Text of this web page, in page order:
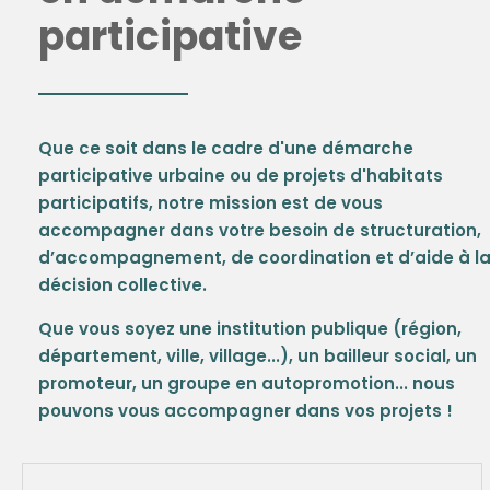
participative
Que ce soit dans le cadre d'une démarche
participative urbaine ou de projets d'habitats
participatifs, notre mission est de vous
accompagner dans votre besoin de structuration,
d’accompagnement, de coordination et d’aide à la
décision collective.
Que vous soyez une institution publique (région,
département, ville, village...), un bailleur social, un
promoteur, un groupe en autopromotion... nous
pouvons vous accompagner dans vos projets !